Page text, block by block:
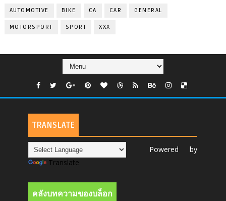
AUTOMOTIVE BIKE CA CAR GENERAL
MOTORSPORT SPORT XXX
TRANSLATE
Powered by
Translate
คลังบทความของบล็อก